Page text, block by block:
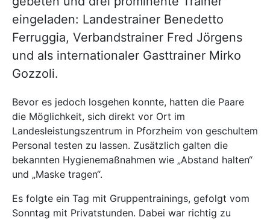
eingeladen: Landestrainer Benedetto
Ferruggia, Verbandstrainer Fred Jörgens
und als internationaler Gasttrainer Mirko
Gozzoli.
Bevor es jedoch losgehen konnte, hatten die Paare
die Möglichkeit, sich direkt vor Ort im
Landesleistungszentrum in Pforzheim von geschultem
Personal testen zu lassen. Zusätzlich galten die
bekannten Hygienemaßnahmen wie „Abstand halten“
und „Maske tragen“.
Es folgte ein Tag mit Gruppentrainings, gefolgt vom
Sonntag mit Privatstunden. Dabei war richtig zu